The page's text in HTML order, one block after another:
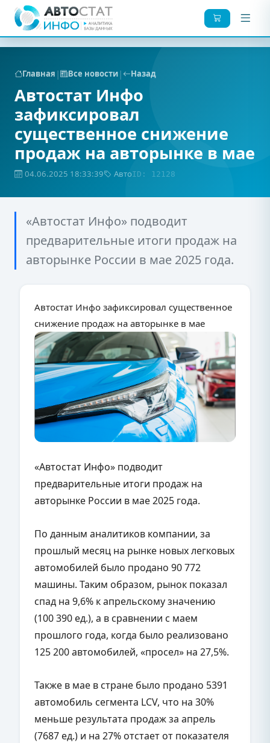
Главная | Все новости| Назад
Автостат Инфо
зафиксировал
существенное снижение
продаж на авторынке в мае
04.06.2025 18:33:39 АвтоID: 12128
«Автостат Инфо» подводит
предварительные итоги продаж на
авторынке России в мае 2025 года.
Автостат Инфо зафиксировал существенное
снижение продаж на авторынке в мае
«Автостат Инфо» подводит
предварительные итоги продаж на
авторынке России в мае 2025 года.
По данным аналитиков компании, за
прошлый месяц на рынке новых легковых
автомобилей было продано 90 772
машины. Таким образом, рынок показал
спад на 9,6% к апрельскому значению
(100 390 ед.), а в сравнении с маем
прошлого года, когда было реализовано
125 200 автомобилей, «просел» на 27,5%.
Также в мае в стране было продано 5391
автомобиль сегмента LCV, что на 30%
меньше результата продаж за апрель
(7687 ед.) и на 27% отстает от показателя